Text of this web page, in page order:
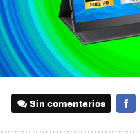
Sin comentarios